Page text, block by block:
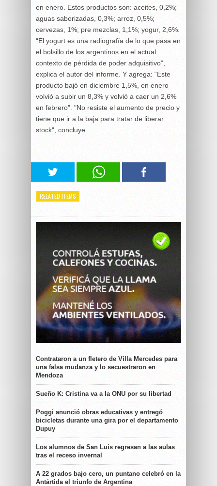
en enero. Estos productos son: aceites, 0,2%;
aguas saborizadas, 0,3%; arroz, 0,5%;
cervezas, 1%; pre mezclas, 1,1%; yogur, 2,6%.
“El yogurt es una radiografía de lo que pasa en
el bolsillo de los argentinos en el actual
contexto de pérdida de poder adquisitivo”,
explica el autor del informe. Y agrega: “Este
producto bajó en diciembre 1,5%, en enero
volvió a subir un 8,3% y volvió a caer un 2,6%
en febrero". "No resiste el aumento de precio y
tiene que ir a la baja para tratar de liberar
stock", concluye.
RELATED ITEMS
Contrataron a un fletero de Villa Mercedes para
una falsa mudanza y lo secuestraron en
Mendoza
Sueño K: Cristina va a la ONU por su libertad
Poggi anunció obras educativas y entregó
bicicletas durante una gira por el departamento
Dupuy
Los alumnos de San Luis regresan a las aulas
tras el receso invernal
A 22 grados bajo cero, un puntano celebró en la
Antártida el triunfo de Argentina